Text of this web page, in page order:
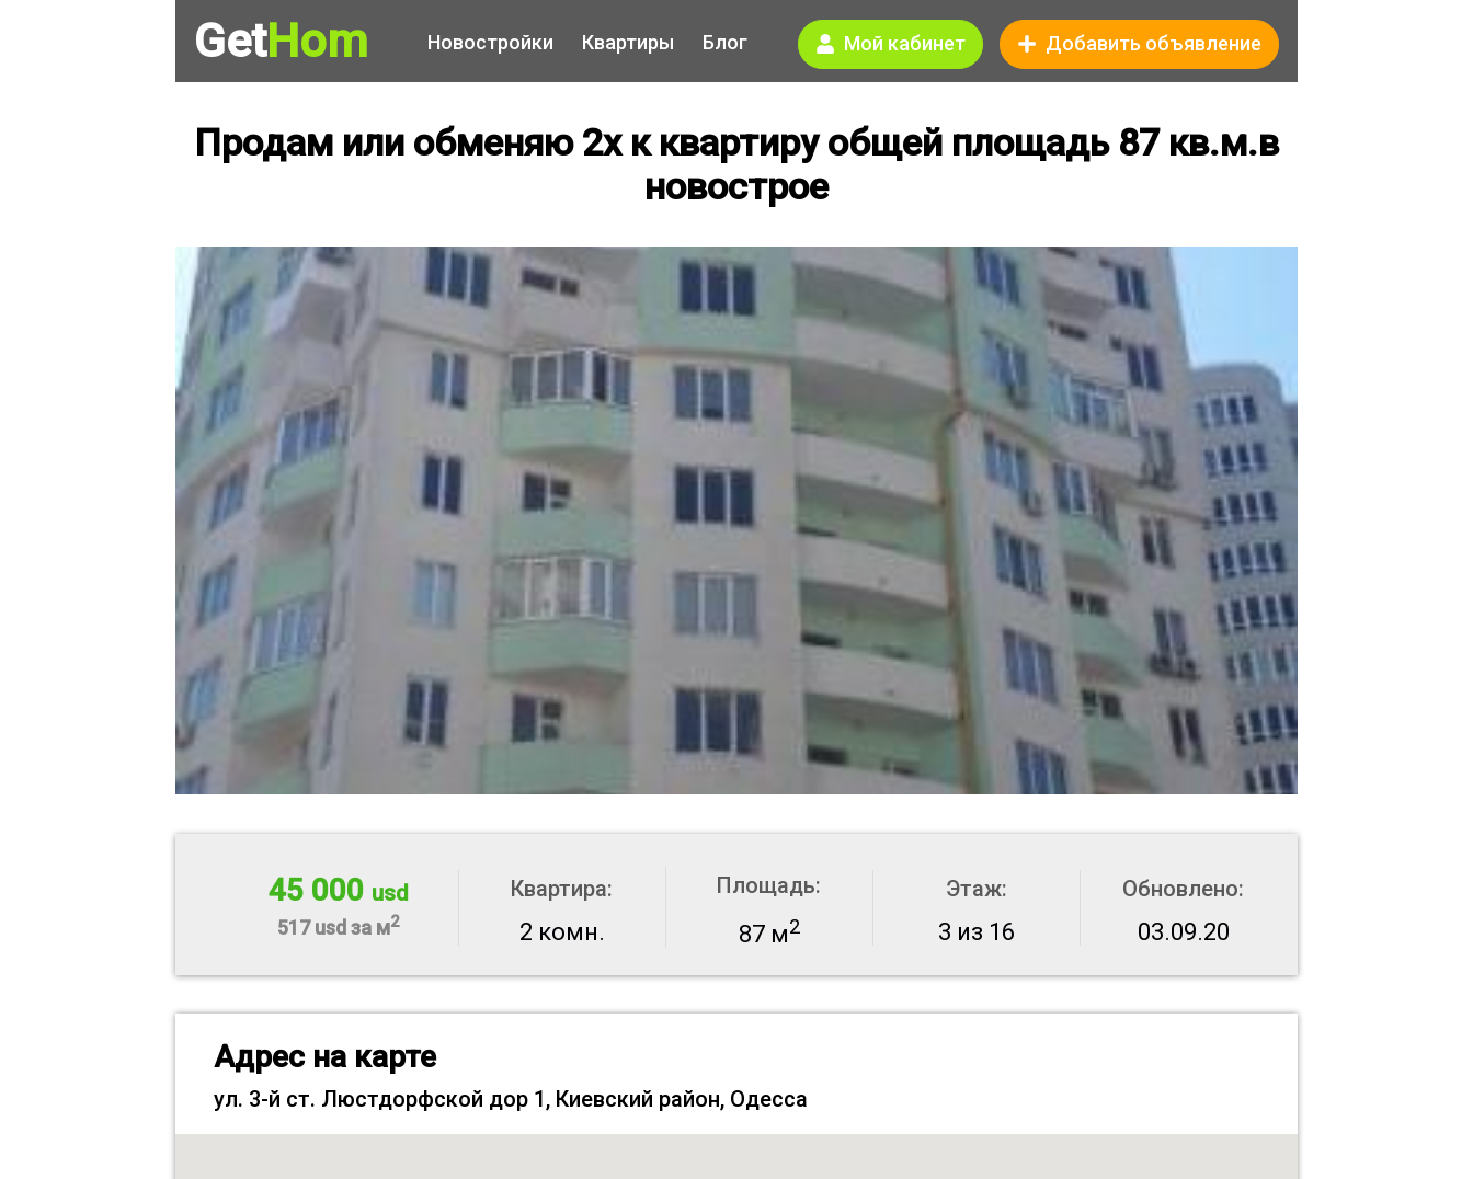
GetHom Новостройки Квартиры Блог Мой кабинет Добавить объявление
Продам или обменяю 2х к квартиру общей площадь 87 кв.м.в
новострое
45 000 usd
517 usd за м2
Квартира:
2 комн.
Площадь:
87 м2
Этаж:
3 из 16
Обновлено:
03.09.20
Адрес на карте
ул. 3-й ст. Люстдорфской дор 1, Киевский район, Одесса